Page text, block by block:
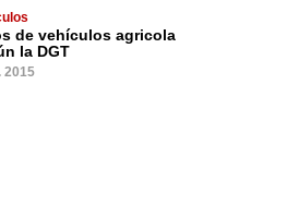
de vehículos agricola
la DGT
2015